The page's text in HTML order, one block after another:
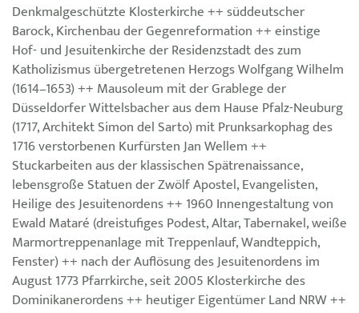
Denkmalgeschützte Klosterkirche ++ süddeutscher
Barock, Kirchenbau der Gegenreformation ++ einstige
Hof- und Jesuitenkirche der Residenzstadt des zum
Katholizismus übergetretenen Herzogs Wolfgang Wilhelm
(1614–1653) ++ Mausoleum mit der Grablege der
Düsseldorfer Wittelsbacher aus dem Hause Pfalz-Neuburg
(1717, Architekt Simon del Sarto) mit Prunksarkophag des
1716 verstorbenen Kurfürsten Jan Wellem ++
Stuckarbeiten aus der klassischen Spätrenaissance,
lebensgroße Statuen der Zwölf Apostel, Evangelisten,
Heilige des Jesuitenordens ++ 1960 Innengestaltung von
Ewald Mataré (dreistufiges Podest, Altar, Tabernakel, weiße
Marmortreppenanlage mit Treppenlauf, Wandteppich,
Fenster) ++ nach der Auflösung des Jesuitenordens im
August 1773 Pfarrkirche, seit 2005 Klosterkirche des
Dominikanerordens ++ heutiger Eigentümer Land NRW ++